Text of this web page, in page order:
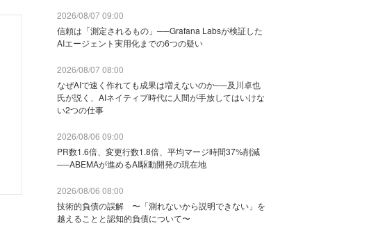
2026/08/07 09:00
信頼は「測定されるもの」──Grafana Labsが検証した
AIエージェント実用化までの6つの疑い
2026/08/07 08:00
なぜAIで速く作れても成果は増えないのか──及川卓也
氏が説く、AIネイティブ時代に人間が手放してはいけな
い2つの仕事
2026/08/06 09:00
PR数1.6倍、変更行数1.8倍、平均マージ時間37%削減
──ABEMAが進めるAI駆動開発の現在地
2026/08/06 08:00
技術的負債の誤解 〜「測れないから説明できない」を
越えることと認知的負債について〜